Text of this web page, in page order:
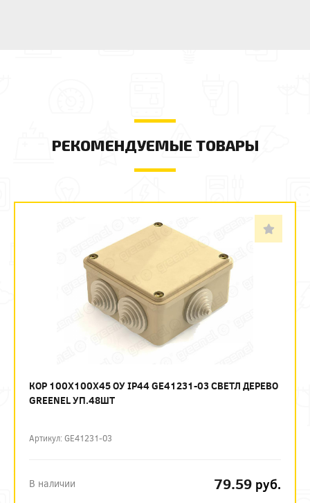
РЕКОМЕНДУЕМЫЕ ТОВАРЫ
КОР 100Х100Х45 ОУ IP44 GE41231-03 СВЕТЛ ДЕРЕВО
GREENEL УП.48ШТ
Артикул: GE41231-03
В наличии 79.59 руб.